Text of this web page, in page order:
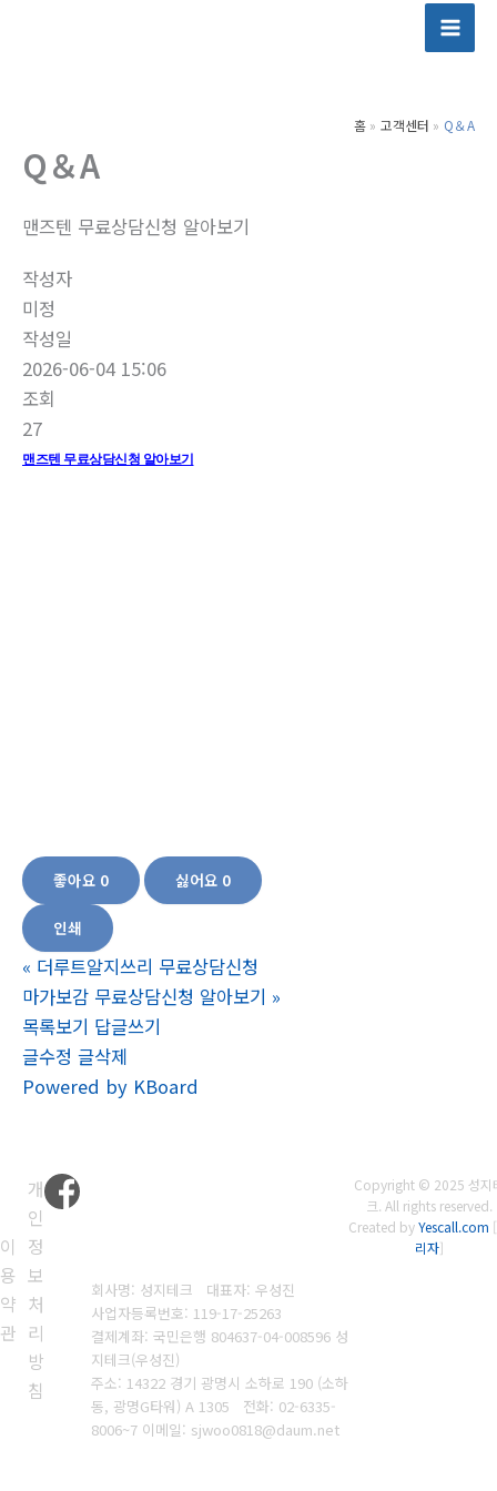
홈 고객센터 Q＆A
Q＆A
맨즈텐 무료상담신청 알아보기
작성자
미정
작성일
2026-06-04 15:06
조회
27
맨즈텐 무료상담신청 알아보기
좋아요 0 싫어요 0
인쇄
« 더루트알지쓰리 무료상담신청
마가보감 무료상담신청 알아보기 »
목록보기 답글쓰기
글수정 글삭제
Powered by KBoard
이
용
약
관
개
인
정
보
처
리
방
침
회사명: 성지테크 대표자: 우성진
사업자등록번호: 119-17-25263
결제계좌: 국민은행 804637-04-008596 성
지테크(우성진)
주소: 14322 경기 광명시 소하로 190 (소하
동, 광명G타워) A 1305 전화: 02-6335-
8006~7 이메일: sjwoo0818@daum.net
Copyright © 2025 성지
크. All rights reserved.
Created byYescall.com [
리자]